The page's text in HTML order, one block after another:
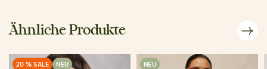
Ähnliche Produkte
20 % SALE NEU NEU